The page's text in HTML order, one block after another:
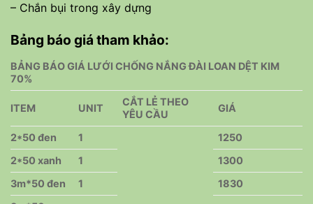
– Chắn bụi trong xây dựng
Bảng báo giá tham khảo:
BẢNG BÁO GIÁ LƯỚI CHỐNG NẮNG ĐÀI LOAN DỆT KIM
70%
ITEM UNIT
CẮT LẺ THEO
YÊU CẦU
GIÁ
2*50 đen 1
1250
2*50 xanh
1
1300
3m*50 đen
1
1830